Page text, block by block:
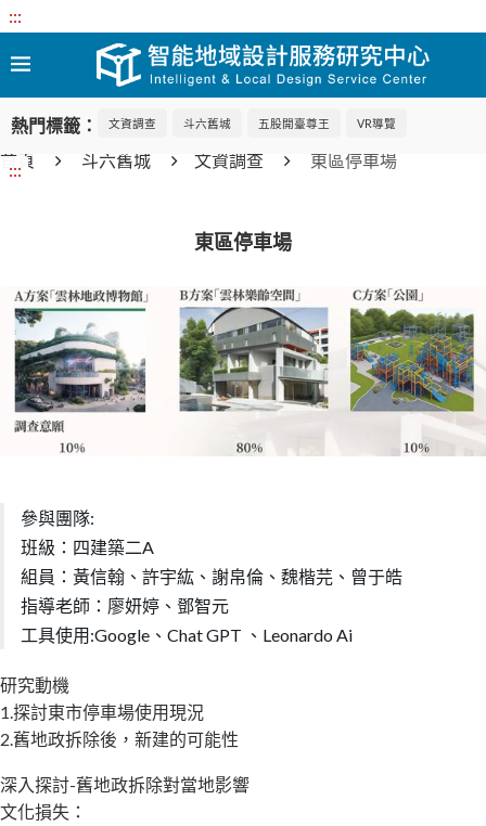
:::
熱門標籤： 文資調查 斗六舊城 五股開臺尊王 VR導覽
:::
首頁 斗六舊城 文資調查 東區停車場
東區停車場
參與團隊:
班級：四建築二A
組員：黃信翰、許宇紘、謝帛倫、魏楷芫、曾于皓
指導老師：廖妍婷、鄧智元
工具使用:Google、Chat GPT 、Leonardo Ai
研究動機
1.探討東市停車場使用現況
2.舊地政拆除後，新建的可能性
深入探討-舊地政拆除對當地影響
文化損失：